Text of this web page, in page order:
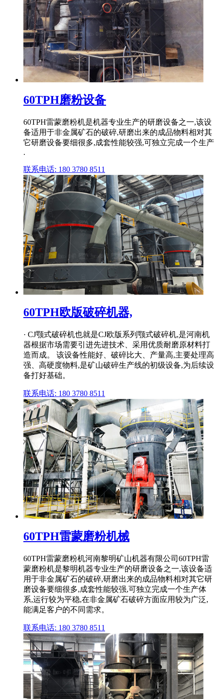
60TPH磨粉设备
60TPH雷蒙磨粉机是机器专业生产的研磨设备之一,该设
备适用于非金属矿石的破碎,研磨出来的成品物料相对其
它研磨设备要细很多,成套性能较强,可独立完成一个生产
.
联系电话: 180 3780 8511
60TPH欧版破碎机器,
· CJ颚式破碎机也就是CJ欧版系列颚式破碎机,是河南机
器根据市场需要引进先进技术、采用优质耐磨原材料打
造而成。 该设备性能好、破碎比大、产量高,主要处理高
强、高硬度物料,是矿山破碎生产线的初级设备,为后续设
备打好基础。
联系电话: 180 3780 8511
60TPH雷蒙磨粉机械
60TPH雷蒙磨粉机河南黎明矿山机器有限公司60TPH雷
蒙磨粉机是黎明机器专业生产的研磨设备之一,该设备适
用于非金属矿石的破碎,研磨出来的成品物料相对其它研
磨设备要细很多,成套性能较强,可独立完成一个生产体
系,运行较为平稳,在非金属矿石破碎方面应用较为广泛,
能满足客户的不同需求。
联系电话: 180 3780 8511